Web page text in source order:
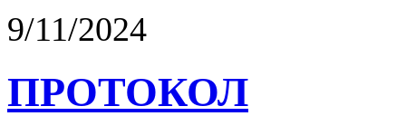
9/11/2024
ПРОТОКОЛ